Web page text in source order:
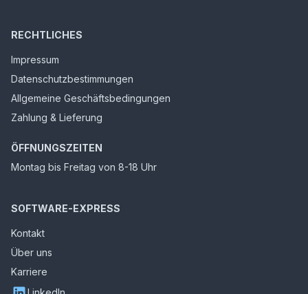
RECHTLICHES
Impressum
Datenschutzbestimmungen
Allgemeine Geschäftsbedingungen
Zahlung & Lieferung
ÖFFNUNGSZEITEN
Montag bis Freitag von 8-18 Uhr
SOFTWARE-EXPRESS
Kontakt
Über uns
Karriere